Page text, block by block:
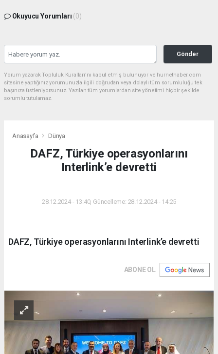
Okuyucu Yorumları (0)
Gönder
Yorum yazarak Topluluk Kuralları’nı kabul etmiş bulunuyor ve hurnethaber.com
sitesine yaptığınız yorumunuzla ilgili doğrudan veya dolaylı tüm sorumluluğu tek
başınıza üstleniyorsunuz. Yazılan tüm yorumlardan site yönetimi hiçbir şekilde
sorumlu tutulamaz.
Anasayfa Dünya
DAFZ, Türkiye operasyonlarını
Interlink’e devretti
28.12.2024 - 13:40, Güncelleme: 28.12.2024 - 14:25
DAFZ, Türkiye operasyonlarını Interlink’e devretti
ABONE OL